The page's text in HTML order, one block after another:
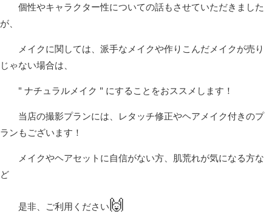
個性やキャラクター性についての話もさせていただきました
が、
メイクに関しては、派手なメイクや作りこんだメイクが売り
じゃない場合は、
" ナチュラルメイク " にすることをおススメします！
当店の撮影プランには、レタッチ修正やヘアメイク付きのプ
ランもございます！
メイクやヘアセットに自信がない方、肌荒れが気になる方な
ど
是非、ご利用ください🙌